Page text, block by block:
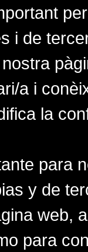
i de
a i
la
para
y de
web,
para